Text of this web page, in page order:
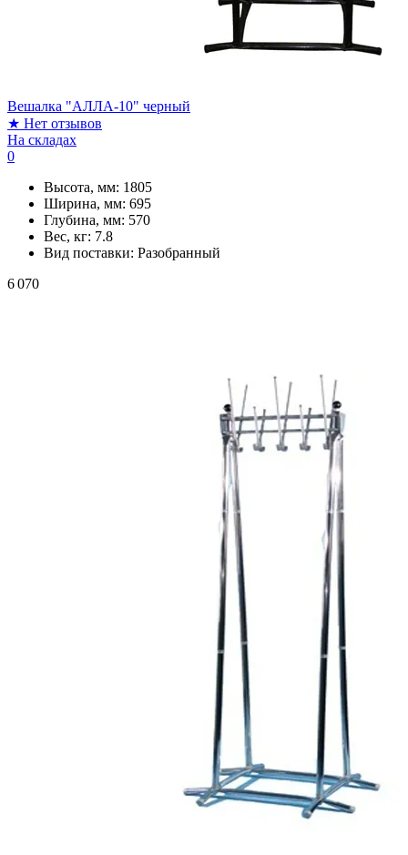
Вешалка "АЛЛА-10" черный
★ Нет отзывов
На складах
0
Высота, мм: 1805
Ширина, мм: 695
Глубина, мм: 570
Вес, кг: 7.8
Вид поставки: Разобранный
6 070